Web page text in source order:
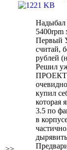
Надыбал
5400rpm
Первый
считай,
рублей
Решил
купил
которая
3.5 по
в